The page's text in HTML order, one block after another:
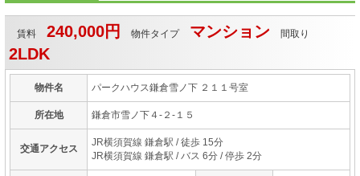
賃料 240,000円 物件タイプ マンション 間取り
2LDK
物件名 パークハウス鎌倉雪ノ下 ２１１号室
所在地 鎌倉市雪ノ下４-２-１５
交通アクセス
JR横須賀線 鎌倉駅 / 徒歩 15分
JR横須賀線 鎌倉駅 / バス 6分 / 停歩 2分